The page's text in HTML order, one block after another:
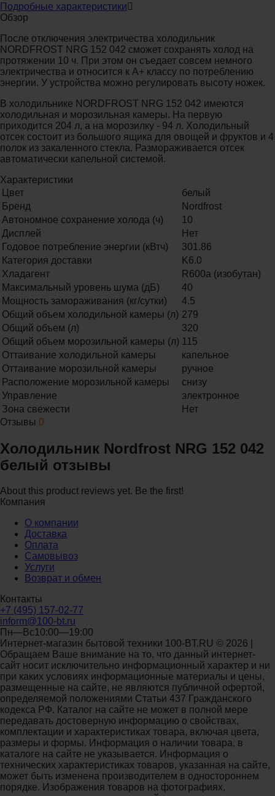
Подробные характеристики
Обзор
После отключения электричества холодильник
NORDFROST NRG 152 042 сможет сохранять холод на
протяжении 10 ч. При этом он съедает совсем немного
электричества и относится к А+ классу по потреблению
энергии. У устройства можно регулировать высоту ножек.
В холодильнике NORDFROST NRG 152 042 имеются
холодильная и морозильная камеры. На первую
приходится 204 л, а на морозилку - 94 л. Холодильный
отсек состоит из большого ящика для овощей и фруктов и 4
полок из закаленного стекла. Размораживается отсек
автоматически капельной системой.
Характеристики
Цвет
белый
Бренд
Nordfrost
Автономное сохранение холода (ч)
10
Дисплей
Нет
Годовое потребление энергии (кВтч)
301.86
Категория доставки
K6.0
Хладагент
R600a (изобутан)
Максимальный уровень шума (дБ)
40
Мощность замораживания (кг/сутки)
4.5
Общий объем холодильной камеры (л) 279
Общий объем (л)
320
Общий объем морозильной камеры (л) 115
Оттаивание холодильной камеры
капельное
Оттаивание морозильной камеры
ручное
Расположение морозильной камеры
снизу
Управление
электронное
Зона свежести
Нет
Отзывы 0
Холодильник Nordfrost NRG 152 042
белый отзывы
About this product reviews yet. Be the first!
Компания
О компании
Доставка
Оплата
Самовывоз
Услуги
Возврат и обмен
Контакты
+7 (495) 157-02-77
inform@100-bt.ru
Пн—Вс10:00—19:00
Интернет-магазин бытовой техники 100-BT.RU © 2026 |
Обращаем Ваше внимание на то, что данный интернет-
сайт носит исключительно информационный характер и ни
при каких условиях информационные материалы и цены,
размещенные на сайте, не являются публичной офертой,
определяемой положениями Статьи 437 Гражданского
кодекса РФ. Каталог на сайте не может в полной мере
передавать достоверную информацию о свойствах,
комплектации и характеристиках товара, включая цвета,
размеры и формы. Информация о наличии товара, в
каталоге на сайте не указывается. Информация о
технических характеристиках товаров, указанная на сайте,
может быть изменена производителем в одностороннем
порядке. Изображения товаров на фотографиях,